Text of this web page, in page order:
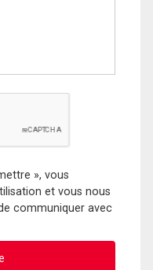
», vous
et vous nous
communiquer avec